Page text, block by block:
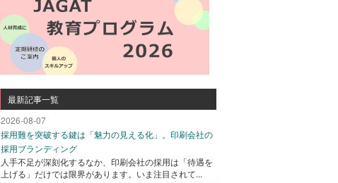
最新記事一覧
2026-08-07
採用難を突破する鍵は「魅力の見える化」。印刷会社の
採用ブランディング
人手不足が深刻化するなか、印刷会社の採用は「待遇を
上げる」だけでは限界があります。いま注目されて...